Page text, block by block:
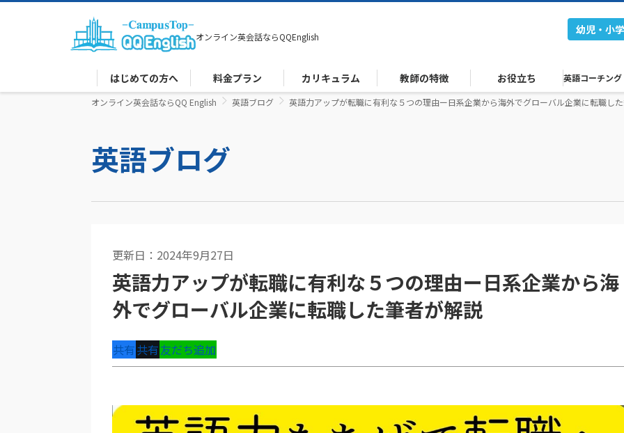
オンライン英会話ならQQEnglish
幼児・小
はじめての方へ 料金プラン カリキュラム 教師の特徴 お役立ち 英語コーチング
オンライン英会話ならQQ English 英語ブログ 英語力アップが転職に有利な５つの理由ー日系企業から海外でグローバル企業に転職し
英語ブログ
更新日：2024年9月27日
英語力アップが転職に有利な５つの理由ー日系企業から海
外でグローバル企業に転職した筆者が解説
共有共有友だち追加